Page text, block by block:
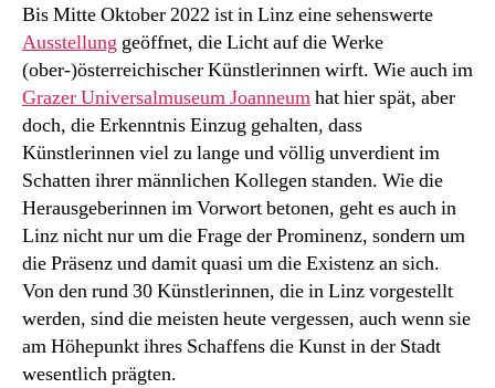
Bis Mitte Oktober 2022 ist in Linz eine sehenswerte
Ausstellung geöffnet, die Licht auf die Werke
(ober-)österreichischer Künstlerinnen wirft. Wie auch im
Grazer Universalmuseum Joanneumhat hier spät, aber
doch, die Erkenntnis Einzug gehalten, dass
Künstlerinnen viel zu lange und völlig unverdient im
Schatten ihrer männlichen Kollegen standen. Wie die
Herausgeberinnen im Vorwort betonen, geht es auch in
Linz nicht nur um die Frage der Prominenz, sondern um
die Präsenz und damit quasi um die Existenz an sich.
Von den rund 30 Künstlerinnen, die in Linz vorgestellt
werden, sind die meisten heute vergessen, auch wenn sie
am Höhepunkt ihres Schaffens die Kunst in der Stadt
wesentlich prägten.